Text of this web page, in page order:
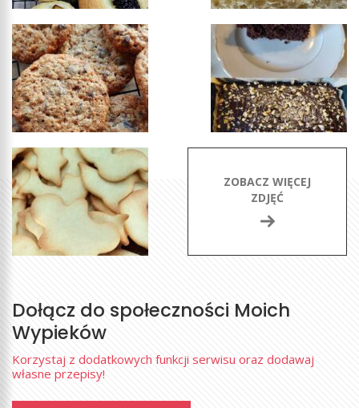
ZOBACZ WIĘCEJ
ZDJĘĆ
Dołącz do społeczności Moich
Wypieków
Korzystaj z dodatkowych funkcji serwisu oraz dodawaj
własne przepisy!